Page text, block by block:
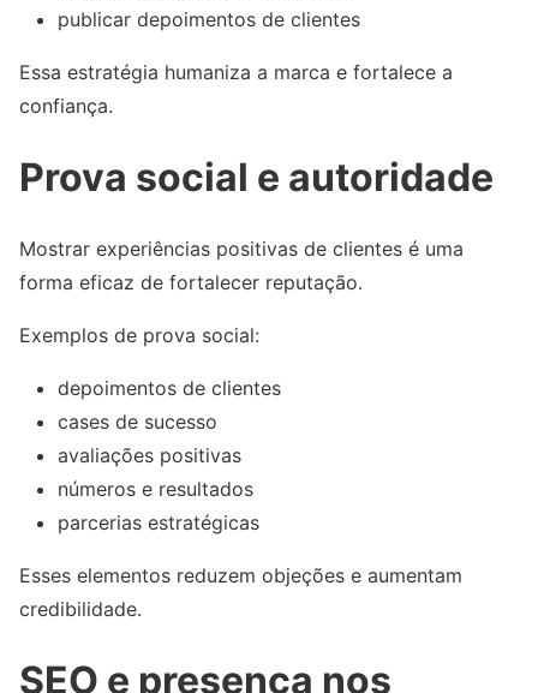
publicar depoimentos de clientes
Essa estratégia humaniza a marca e fortalece a
confiança.
Prova social e autoridade
Mostrar experiências positivas de clientes é uma
forma eficaz de fortalecer reputação.
Exemplos de prova social:
depoimentos de clientes
cases de sucesso
avaliações positivas
números e resultados
parcerias estratégicas
Esses elementos reduzem objeções e aumentam
credibilidade.
SEO e presença nos